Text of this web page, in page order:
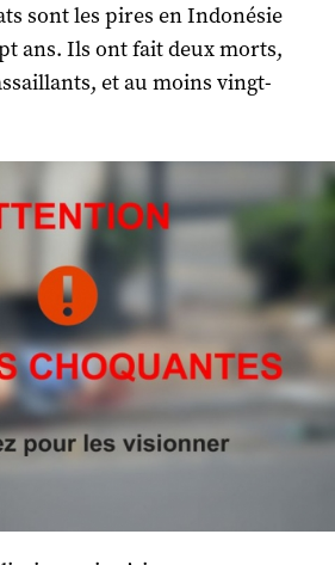
sont les pires en Indonésie
ans. Ils ont fait deux morts,
et au moins vingt-